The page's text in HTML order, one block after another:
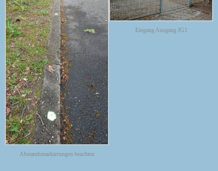
Abstandsmarkierungen beachten
Eingang Ausgang JG1